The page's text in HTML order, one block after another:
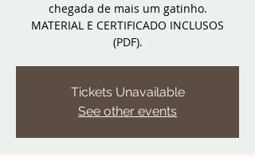
chegada de mais um gatinho.
MATERIAL E CERTIFICADO INCLUSOS
(PDF).
Tickets Unavailable
See other events